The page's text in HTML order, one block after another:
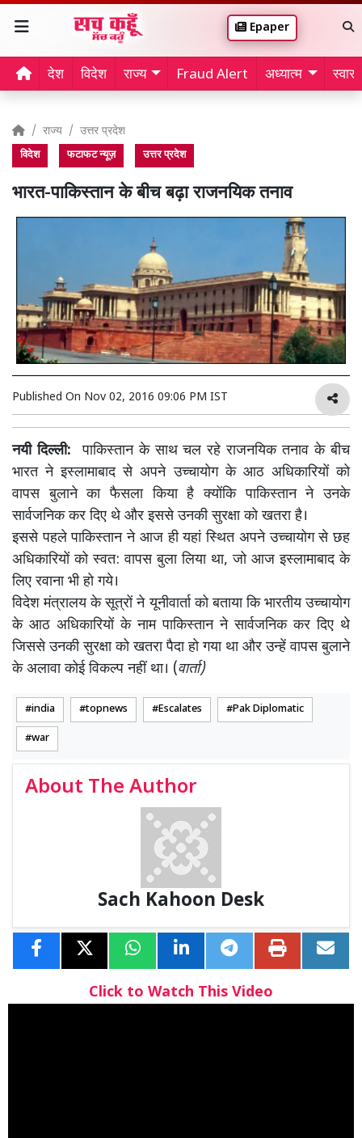
Epaper
देश विदेश राज्य Fraud Alert अध्यात्म
राज्य उत्तर प्रदेश
विदेश फटाफट न्यूज़ उत्तर प्रदेश
भारत-पाकिस्तान के बीच बढ़ा राजनयिक तनाव
Published On Nov 02, 2016 09:06 PM IST
नयी दिल्ली: पाकिस्तान के साथ चल रहे राजनयिक तनाव के बीच
भारत ने इस्लामाबाद से अपने उच्चायोग के आठ अधिकारियों को
वापस बुलाने का फैसला किया है क्योंकि पाकिस्तान ने उनके
सार्वजनिक कर दिए थे और इससे उनकी सुरक्षा को खतरा है।
इससे पहले पाकिस्तान ने आज ही यहां स्थित अपने उच्चायोग से छह
अधिकारियों को स्वत: वापस बुला लिया था, जो आज इस्लामाबाद के
लिए रवाना भी हो गये।
विदेश मंत्रालय के सूत्रों ने यूनीवार्ता को बताया कि भारतीय उच्चायोग
के आठ अधिकारियों के नाम पाकिस्तान ने सार्वजनिक कर दिए थे
जिससे उनकी सुरक्षा को खतरा पैदा हो गया था और उन्हें वापस बुलाने
के अलावा कोई विकल्प नहीं था। (वार्ता)
india topnews Escalates Pak Diplomatic
war
About The Author
Sach Kahoon Desk
Click to Watch This Video